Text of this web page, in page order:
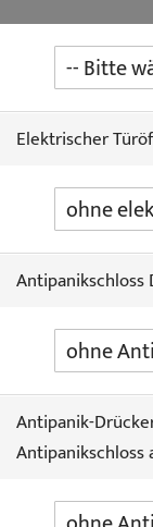
Elektrischer
Antipanikschloss
Antipanik-
Antipanikschloss